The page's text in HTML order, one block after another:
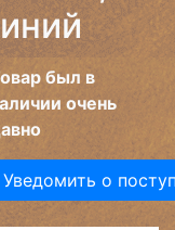
был в
очень
Уведомить о